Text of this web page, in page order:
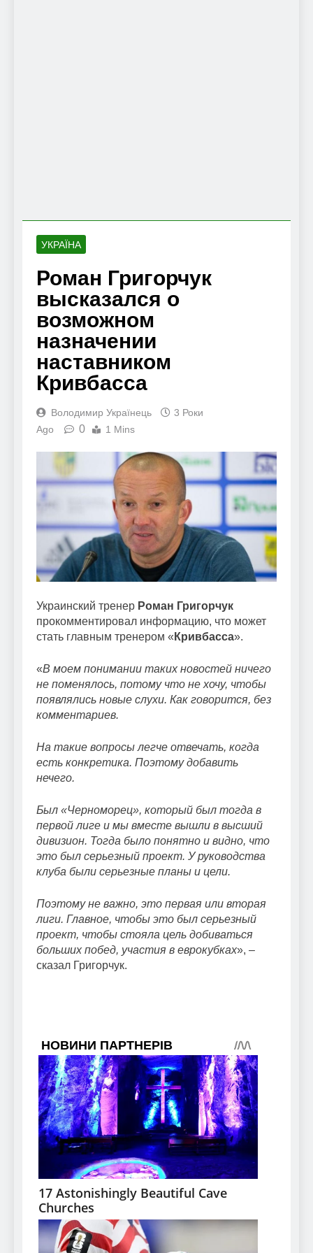
УКРАЇНА
Роман Григорчук
высказался о
возможном
назначении
наставником
Кривбасса
Володимир Українець
3 Роки
Ago
0 1 Mins
Украинский тренер Роман Григорчук
прокомментировал информацию, что может
стать главным тренером « Кривбасса».
«В моем понимании таких новостей ничего
не поменялось, потому что не хочу, чтобы
появлялись новые слухи. Как говорится, без
комментариев.
На такие вопросы легче отвечать, когда
есть конкретика. Поэтому добавить
нечего.
Был «Черноморец», который был тогда в
первой лиге и мы вместе вышли в высший
дивизион. Тогда было понятно и видно, что
это был серьезный проект. У руководства
клуба были серьезные планы и цели.
Поэтому не важно, это первая или вторая
лиги. Главное, чтобы это был серьезный
проект, чтобы стояла цель добиваться
больших побед, участия в еврокубках», –
сказал Григорчук.